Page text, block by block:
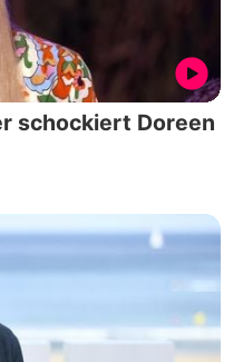
schockiert Doreen